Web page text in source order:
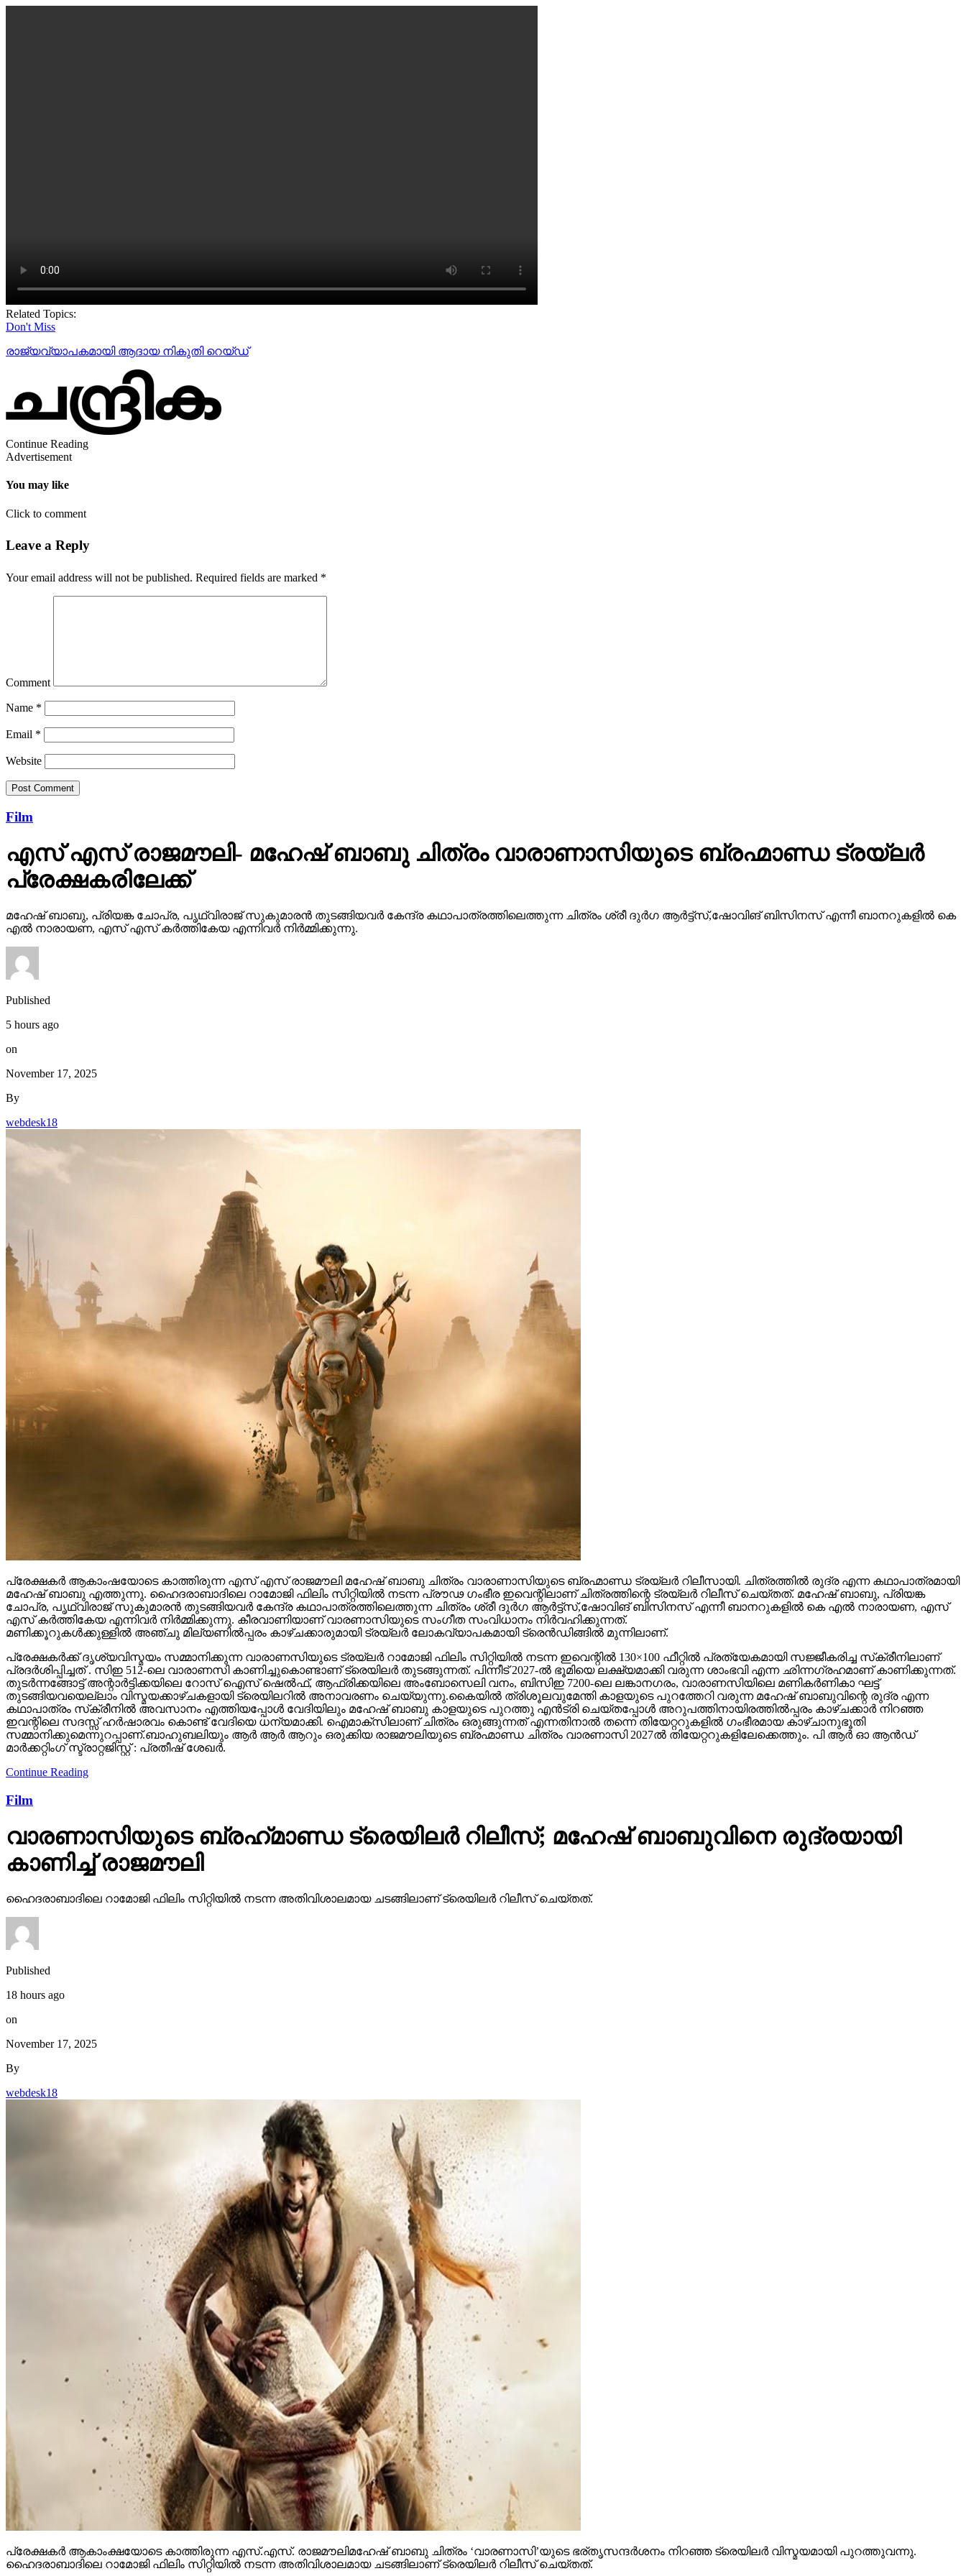
Related Topics:
Don't Miss
രാജ്യവ്യാപകമായി ആദായ നികുതി റെയ്ഡ്
Continue Reading
Advertisement
You may like
Click to comment
Leave a Reply
Your email address will not be published. Required fields are marked *
Comment
Name *
Email *
Website
Film
എസ് എസ് രാജമൗലി- മഹേഷ് ബാബു ചിത്രം വാരാണാസിയുടെ ബ്രഹ്മാണ്ഡ ട്രയ്ലർ
പ്രേക്ഷകരിലേക്ക്
മഹേഷ് ബാബു, പ്രിയങ്ക ചോപ്ര, പൃഥ്വിരാജ് സുകുമാരൻ തുടങ്ങിയവർ കേന്ദ്ര കഥാപാത്രത്തിലെത്തുന്ന ചിത്രം ശ്രീ ദുർഗ ആർട്ട്സ്,ഷോവിങ് ബിസിനസ് എന്നീ ബാനറുകളിൽ കെ
എൽ നാരായണ, എസ് എസ് കർത്തികേയ എന്നിവർ നിർമ്മിക്കുന്നു.
Published
5 hours ago
on
November 17, 2025
By
webdesk18
പ്രേക്ഷകർ ആകാംഷയോടെ കാത്തിരുന്ന എസ് എസ് രാജമൗലി മഹേഷ് ബാബു ചിത്രം വാരാണാസിയുടെ ബ്രഹ്മാണ്ഡ ട്രയ്ലർ റിലീസായി. ചിത്രത്തിൽ രുദ്ര എന്ന കഥാപാത്രമായി
മഹേഷ് ബാബു എത്തുന്നു. ഹൈദരാബാദിലെ റാമോജി ഫിലിം സിറ്റിയിൽ നടന്ന പ്രൗഢ ഗംഭീര ഇവെന്റിലാണ് ചിത്രത്തിന്റെ ട്രയ്ലർ റിലീസ് ചെയ്തത്. മഹേഷ് ബാബു, പ്രിയങ്ക
ചോപ്ര, പൃഥ്വിരാജ് സുകുമാരൻ തുടങ്ങിയവർ കേന്ദ്ര കഥാപാത്രത്തിലെത്തുന്ന ചിത്രം ശ്രീ ദുർഗ ആർട്ട്സ്,ഷോവിങ് ബിസിനസ് എന്നീ ബാനറുകളിൽ കെ എൽ നാരായണ, എസ്
എസ് കർത്തികേയ എന്നിവർ നിർമ്മിക്കുന്നു. കീരവാണിയാണ് വാരണാസിയുടെ സംഗീത സംവിധാനം നിർവഹിക്കുന്നത്.
മണിക്കൂറുകൾക്കുള്ളിൽ അഞ്ചു മില്യണിൽപ്പരം കാഴ്ചക്കാരുമായി ട്രയ്ലർ ലോകവ്യാപകമായി ട്രെൻഡിങ്ങിൽ മുന്നിലാണ്.
പ്രേക്ഷകർക്ക് ദൃശ്യവിസ്മയം സമ്മാനിക്കുന്ന വാരാണസിയുടെ ട്രയ്ലർ റാമോജി ഫിലിം സിറ്റിയിൽ നടന്ന ഇവെന്റിൽ 130×100 ഫീറ്റിൽ പ്രത്യേകമായി സജ്ജീകരിച്ച സ്‌ക്രീനിലാണ്
പ്രദർശിപ്പിച്ചത് . സിഇ 512-ലെ വാരാണസി കാണിച്ചുകൊണ്ടാണ് ട്രെയിലര്‍ തുടങ്ങുന്നത്. പിന്നീട് 2027-ല്‍ ഭൂമിയെ ലക്ഷ്യമാക്കി വരുന്ന ശാംഭവി എന്ന ഛിന്നഗ്രഹമാണ് കാണിക്കുന്നത്.
തുടര്‍ന്നങ്ങോട്ട് അന്റാര്‍ട്ടിക്കയിലെ റോസ് ഐസ് ഷെല്‍ഫ്, ആഫ്രിക്കയിലെ അംബോസെലി വനം, ബിസിഇ 7200-ലെ ലങ്കാനഗരം, വാരാണസിയിലെ മണികര്‍ണികാ ഘട്ട്
തുടങ്ങിയവയെല്ലാം വിസ്മയക്കാഴ്ചകളായി ട്രെയിലറില്‍ അനാവരണം ചെയ്യുന്നു.കൈയില്‍ ത്രിശൂലവുമേന്തി കാളയുടെ പുറത്തേറി വരുന്ന മഹേഷ് ബാബുവിന്റെ രുദ്ര എന്ന
കഥാപാത്രം സ്‌ക്രീനിൽ അവസാനം എത്തിയപ്പോൾ വേദിയിലും മഹേഷ് ബാബു കാളയുടെ പുറത്തു എൻട്രി ചെയ്തപ്പോൾ അറുപത്തിനായിരത്തിൽപ്പരം കാഴ്ചക്കാർ നിറഞ്ഞ
ഇവന്റിലെ സദസ്സ് ഹർഷാരവം കൊണ്ട് വേദിയെ ധന്യമാക്കി. ഐമാക്‌സിലാണ് ചിത്രം ഒരുങ്ങുന്നത് എന്നതിനാല്‍ തന്നെ തിയേറ്ററുകളില്‍ ഗംഭീരമായ കാഴ്ചാനുഭൂതി
സമ്മാനിക്കുമെന്നുറപ്പാണ്.ബാഹുബലിയും ആർ ആർ ആറും ഒരുക്കിയ രാജമൗലിയുടെ ബ്രഹ്മാണ്ഡ ചിത്രം വാരണാസി 2027ൽ തിയേറ്ററുകളിലേക്കെത്തും. പി ആർ ഓ ആൻഡ്
മാർക്കറ്റിംഗ് സ്ട്രാറ്റജിസ്റ്റ് : പ്രതീഷ് ശേഖർ.
Continue Reading
Film
വാരണാസിയുടെ ബ്രഹ്‌മാണ്ഡ ട്രെയിലര്‍ റിലീസ്; മഹേഷ് ബാബുവിനെ രുദ്രയായി
കാണിച്ച് രാജമൗലി
ഹൈദരാബാദിലെ റാമോജി ഫിലിം സിറ്റിയില്‍ നടന്ന അതിവിശാലമായ ചടങ്ങിലാണ് ട്രെയിലര്‍ റിലീസ് ചെയ്തത്.
Published
18 hours ago
on
November 17, 2025
By
webdesk18
പ്രേക്ഷകര്‍ ആകാംക്ഷയോടെ കാത്തിരുന്ന എസ്.എസ്. രാജമൗലിമഹേഷ് ബാബു ചിത്രം ‘വാരണാസി’യുടെ ഭര്തൃസന്ദര്‍ശനം നിറഞ്ഞ ട്രെയിലര്‍ വിസ്മയമായി പുറത്തുവന്നു.
ഹൈദരാബാദിലെ റാമോജി ഫിലിം സിറ്റിയില്‍ നടന്ന അതിവിശാലമായ ചടങ്ങിലാണ് ട്രെയിലര്‍ റിലീസ് ചെയ്തത്.